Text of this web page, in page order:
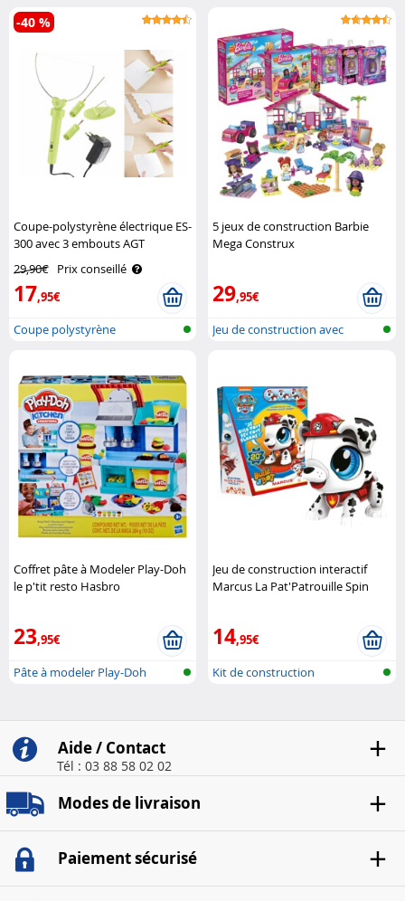
Coupe-polystyrène électrique ES-
300 avec 3 embouts AGT
29,90€ Prix conseillé
17,95€
-40 %
Coupe polystyrène
5 jeux de construction Barbie
Mega Construx
29,95€
Jeu de construction avec
Coffret pâte à Modeler Play-Doh
le p'tit resto Hasbro
23,95€
Pâte à modeler Play-Doh
Jeu de construction interactif
Marcus La Pat'Patrouille Spin
14,95€
Kit de construction
Aide / Contact
Tél : 03 88 58 02 02
Modes de livraison
Paiement sécurisé